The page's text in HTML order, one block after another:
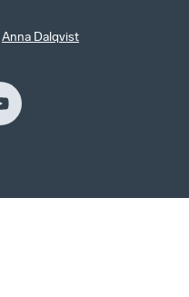
Anna Dalqvist